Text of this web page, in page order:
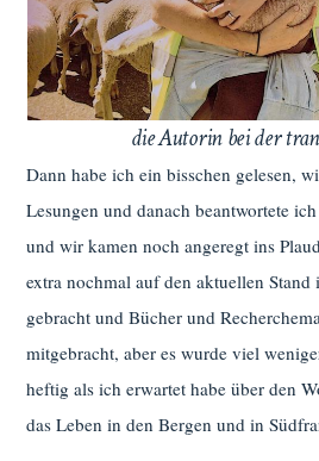
die Autorin bei der
Dann habe ich ein bisschen gelesen,
Lesungen und danach beantwortete
und wir kamen noch angeregt ins
extra nochmal auf den aktuellen
gebracht und Bücher und
mitgebracht, aber es wurde viel
heftig als ich erwartet habe über den
das Leben in den Bergen und in